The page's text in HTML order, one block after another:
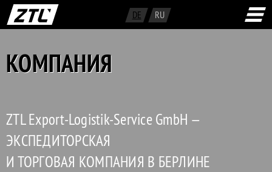
DE RU
КОМПАНИЯ
ZTL Export-Logistik-Service GmbH —
ЭКСПЕДИТОРСКАЯ
И ТОРГОВАЯ КОМПАНИЯ В БЕРЛИНЕ